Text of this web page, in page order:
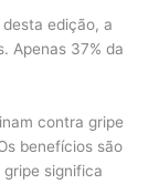
edição, a
Apenas 37% da
contra gripe
benefícios são
significa